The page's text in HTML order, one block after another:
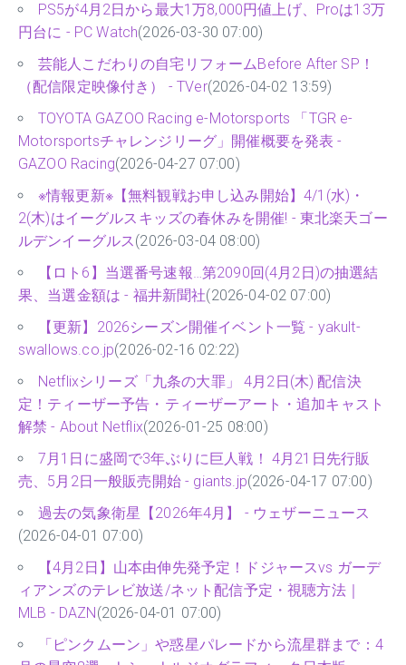
PS5が4月2日から最大1万8,000円値上げ、Proは13万
円台に - PC Watch(2026-03-30 07:00)
芸能人こだわりの自宅リフォームBefore After SP！
（配信限定映像付き） - TVer(2026-04-02 13:59)
TOYOTA GAZOO Racing e-Motorsports 「TGR e-
Motorsportsチャレンジリーグ」開催概要を発表 -
GAZOO Racing(2026-04-27 07:00)
※情報更新※【無料観戦お申し込み開始】4/1(水)・
2(木)はイーグルスキッズの春休みを開催! - 東北楽天ゴー
ルデンイーグルス(2026-03-04 08:00)
【ロト6】当選番号速報…第2090回(4月2日)の抽選結
果、当選金額は - 福井新聞社(2026-04-02 07:00)
【更新】2026シーズン開催イベント一覧 - yakult-
swallows.co.jp(2026-02-16 02:22)
Netflixシリーズ「九条の大罪」 4月2日(木) 配信決
定！ティーザー予告・ティーザーアート・追加キャスト
解禁 - About Netflix(2026-01-25 08:00)
7月1日に盛岡で3年ぶりに巨人戦！ 4月21日先行販
売、5月2日一般販売開始 - giants.jp(2026-04-17 07:00)
過去の気象衛星【2026年4月】 - ウェザーニュース
(2026-04-01 07:00)
【4月2日】山本由伸先発予定！ドジャースvs ガーデ
ィアンズのテレビ放送/ネット配信予定・視聴方法｜
MLB - DAZN (2026-04-01 07:00)
「ピンクムーン」や惑星パレードから流星群まで：4